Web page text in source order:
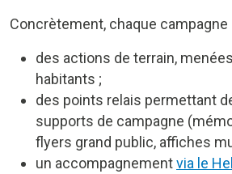
Concrètement, chaque campagne
des actions de terrain,
habitants ;
des points relais permettant
supports de campagne
flyers grand public, affiches
un accompagnementvia le